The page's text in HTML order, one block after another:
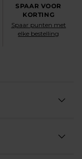
SPAAR VOOR
KORTING
Spaar punten met
elke bestelling